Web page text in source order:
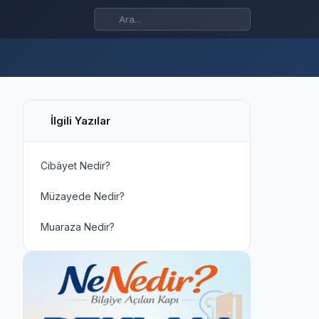
İlgili Yazılar
Cibâyet Nedir?
Müzayede Nedir?
Muaraza Nedir?